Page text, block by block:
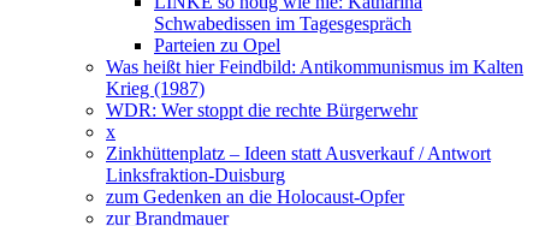
Schwabedissen im Tagesgespräch
Parteien zu Opel
Was heißt hier Feindbild: Antikommunismus im Kalten
Krieg (1987)
WDR: Wer stoppt die rechte Bürgerwehr
x
Zinkhüttenplatz – Ideen statt Ausverkauf / Antwort
Linksfraktion-Duisburg
zum Gedenken an die Holocaust-Opfer
zur Brandmauer